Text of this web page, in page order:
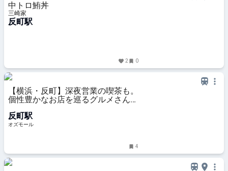
中トロ鮪丼
三崎家
反町駅
2 0
【横浜・反町】深夜営業の喫茶も。
個性豊かなお店を巡るグルメさんぽ
反町駅
オズモール
4